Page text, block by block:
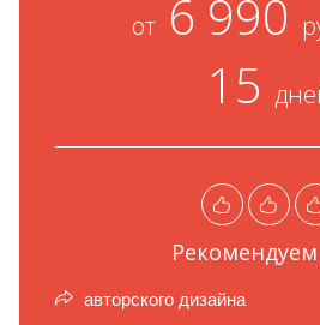
от6 990
15
Рекомендуем
авторского дизайна